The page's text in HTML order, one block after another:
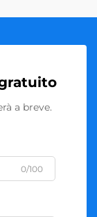
a breve.
0/100